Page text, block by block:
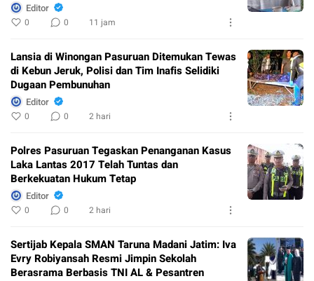
Editor
0 0 11 jam
Lansia di Winongan Pasuruan Ditemukan Tewas
di Kebun Jeruk, Polisi dan Tim Inafis Selidiki
Dugaan Pembunuhan
Editor
0 0 2 hari
Polres Pasuruan Tegaskan Penanganan Kasus
Laka Lantas 2017 Telah Tuntas dan
Berkekuatan Hukum Tetap
Editor
0 0 2 hari
Sertijab Kepala SMAN Taruna Madani Jatim: Iva
Evry Robiyansah Resmi Jimpin Sekolah
Berasrama Berbasis TNI AL & Pesantren